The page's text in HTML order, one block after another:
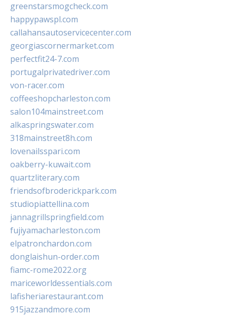
greenstarsmogcheck.com
happypawspl.com
callahansautoservicecenter.com
georgiascornermarket.com
perfectfit24-7.com
portugalprivatedriver.com
von-racer.com
coffeeshopcharleston.com
salon104mainstreet.com
alkaspringswater.com
318mainstreet8h.com
lovenailsspari.com
oakberry-kuwait.com
quartzliterary.com
friendsofbroderickpark.com
studiopiattellina.com
jannagrillspringfield.com
fujiyamacharleston.com
elpatronchardon.com
donglaishun-order.com
fiamc-rome2022.org
mariceworldessentials.com
lafisheriarestaurant.com
915jazzandmore.com